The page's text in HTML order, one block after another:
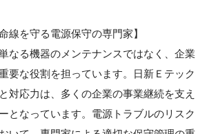
線を守る電源保守の専門家】
なる機器のメンテナンスではなく、企業
要な役割を担っています。日新Ｅテック
対応力は、多くの企業の事業継続を支え
となっています。電源トラブルのリスク